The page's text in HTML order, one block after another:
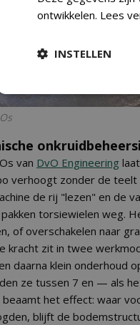
van DvO Engineering
verhoogt zonder de teelt
de rij "lezen" en de
torsiewielen weg.
of overschakelen naar
kracht zit in twee
daarna klein onderhoud
ze tussen 7 en — als
beaamt het effect: waar
blijft de
ontwikkelen. Lees
INSTELLEN